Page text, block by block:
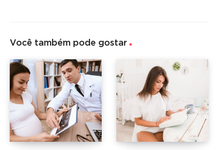
Você também pode gostar